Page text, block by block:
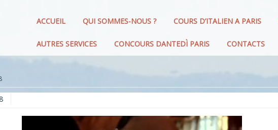
ACCUEIL QUI SOMMES-NOUS ? COURS D’ITALIEN A PARIS
AUTRES SERVICES CONCOURS DANTEDÌ PARIS CONTACTS